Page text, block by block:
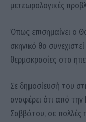
μετεωρολογικές
Όπως επισημαίνει ο
σκηνικό θα
θερμοκρασίες στα
Σε δημοσίευσή του
αναφέρει ότι από
Σαββάτου, σε πολλές